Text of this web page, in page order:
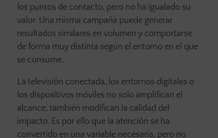
los puntos de contacto, pero no ha igualado su
valor. Una misma campaña puede generar
resultados similares en volumen y comportarse
de forma muy distinta según el entorno en el que
se consume.
La televisión conectada, los entornos digitales o
los dispositivos móviles no solo amplifican el
alcance, también modifican la calidad del
impacto. Es por ello que la atención se ha
convertido en una variable necesaria, pero no